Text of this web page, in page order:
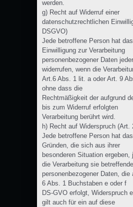
werden.
g) Recht auf Widerruf einer
datenschutzrechtlichen
DSGVO)
Jede betroffene Person hat
Einwilligung zur Verarbeitung
personenbezogener Daten
widerrufen, wenn die
Art.6 Abs. 1 lit. a oder Art. 9
ohne dass die
Rechtmäßigkeit der aufgrund
bis zum Widerruf erfolgten
Verarbeitung berührt wird.
h) Recht auf Widerspruch (Art.
Jede betroffene Person hat
Gründen, die sich aus ihrer
besonderen Situation ergeben,
die Verarbeitung sie
personenbezogener Daten, die
6 Abs. 1 Buchstaben e oder f
DS-GVO erfolgt, Widerspruch
gilt auch für ein auf diese